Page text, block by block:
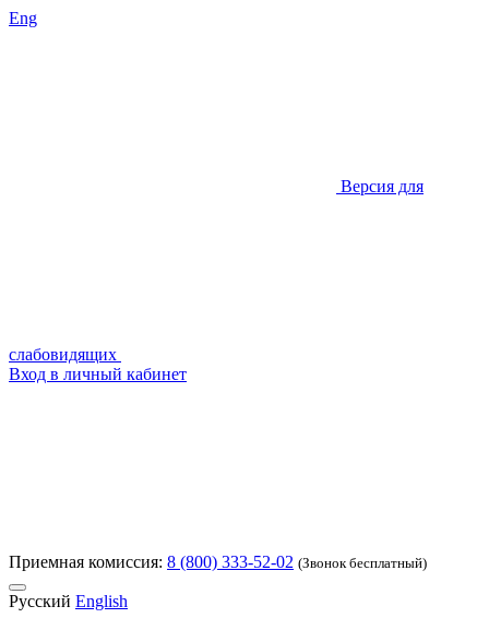
Eng
Версия для
слабовидящих
Вход в личный кабинет
Приемная комиссия: 8 (800) 333-52-02 (Звонок бесплатный)
Русский English